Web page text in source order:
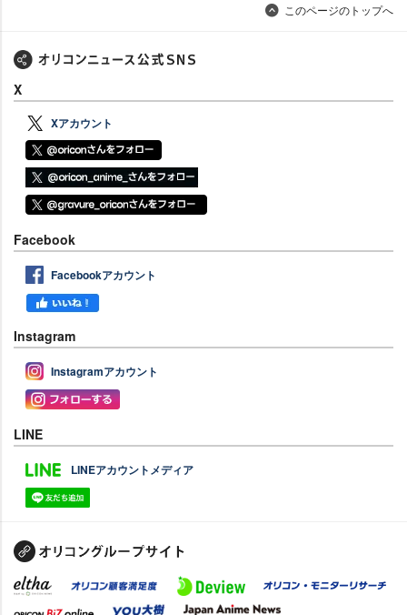
このページのトップへ
X
Xアカウント
Facebook
Facebookアカウント
Instagram
Instagramアカウント
LINE
LINEアカウントメディア